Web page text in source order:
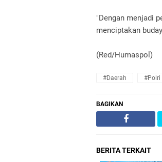
"Dengan menjadi
menciptakan
(Red/Humaspol)
#Daerah #Polri
BAGIKAN
BERITA TERKAIT